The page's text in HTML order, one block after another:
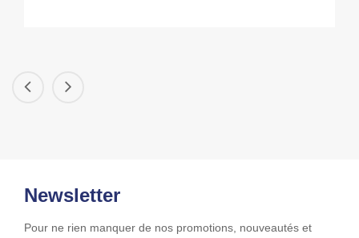
Newsletter
Pour ne rien manquer de nos promotions, nouveautés et